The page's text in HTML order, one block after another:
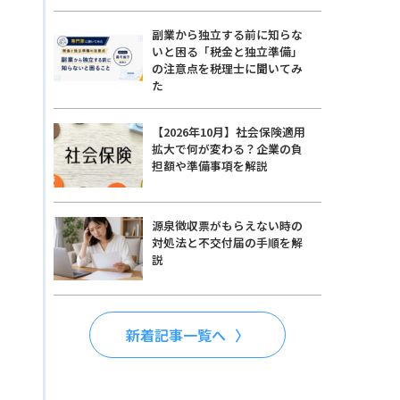
副業から独立する前に知らな
いと困る「税金と独立準備」
の注意点を税理士に聞いてみ
た
【2026年10月】社会保険適用
拡大で何が変わる？企業の負
担額や準備事項を解説
源泉徴収票がもらえない時の
対処法と不交付届の手順を解
説
新着記事一覧へ